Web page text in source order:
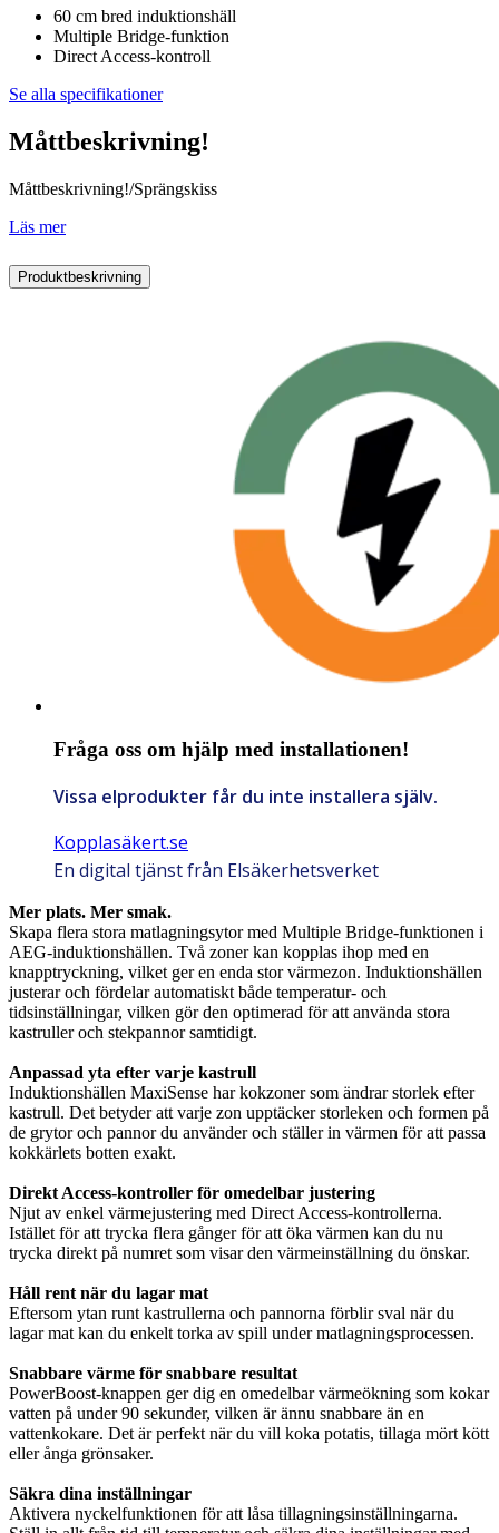
60 cm bred induktionshäll
Multiple Bridge-funktion
Direct Access-kontroll
Se alla specifikationer
Måttbeskrivning!
Måttbeskrivning!/Sprängskiss
Läs mer
Produktbeskrivning
Fråga oss om hjälp med installationen!
Vissa elprodukter får du inte installera själv.
Kopplasäkert.se
En digital tjänst från Elsäkerhetsverket
Mer plats. Mer smak.
Skapa flera stora matlagningsytor med Multiple Bridge-funktionen i
AEG-induktionshällen. Två zoner kan kopplas ihop med en
knapptryckning, vilket ger en enda stor värmezon. Induktionshällen
justerar och fördelar automatiskt både temperatur- och
tidsinställningar, vilken gör den optimerad för att använda stora
kastruller och stekpannor samtidigt.
Anpassad yta efter varje kastrull
Induktionshällen MaxiSense har kokzoner som ändrar storlek efter
kastrull. Det betyder att varje zon upptäcker storleken och formen på
de grytor och pannor du använder och ställer in värmen för att passa
kokkärlets botten exakt.
Direkt Access-kontroller för omedelbar justering
Njut av enkel värmejustering med Direct Access-kontrollerna.
Istället för att trycka flera gånger för att öka värmen kan du nu
trycka direkt på numret som visar den värmeinställning du önskar.
Håll rent när du lagar mat
Eftersom ytan runt kastrullerna och pannorna förblir sval när du
lagar mat kan du enkelt torka av spill under matlagningsprocessen.
Snabbare värme för snabbare resultat
PowerBoost-knappen ger dig en omedelbar värmeökning som kokar
vatten på under 90 sekunder, vilken är ännu snabbare än en
vattenkokare. Det är perfekt när du vill koka potatis, tillaga mört kött
eller ånga grönsaker.
Säkra dina inställningar
Aktivera nyckelfunktionen för att låsa tillagningsinställningarna.